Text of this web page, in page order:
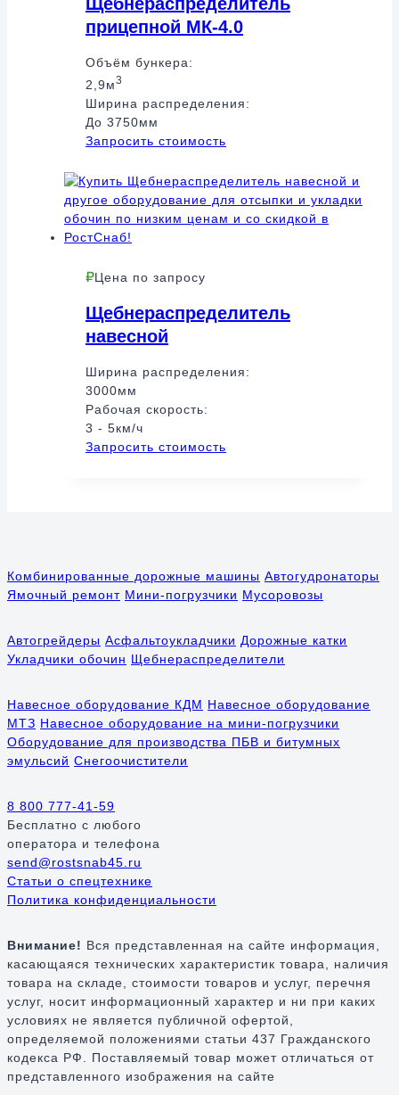
прицепной МК-4.0
Объём бункера:
2,9м3
Ширина распределения:
До 3750мм
Запросить стоимость
Цена по запросу
Щебнераспределитель
навесной
Ширина распределения:
3000мм
Рабочая скорость:
3 - 5км/ч
Запросить стоимость
Комбинированные дорожные машины Автогудронаторы
Ямочный ремонт Мини-погрузчики Мусоровозы
Автогрейдеры Асфальтоукладчики Дорожные катки
Укладчики обочин Щебнераспределители
Навесное оборудование КДМ Навесное оборудование
МТЗ Навесное оборудование на мини-погрузчики
Оборудование для производства ПБВ и битумных
эмульсий Снегоочистители
8 800 777-41-59
Бесплатно с любого
оператора и телефона
send@rostsnab45.ru
Статьи о спецтехнике
Политика конфиденциальности
Внимание! Вся представленная на сайте информация,
касающаяся технических характеристик товара, наличия
товара на складе, стоимости товаров и услуг, перечня
услуг, носит информационный характер и ни при каких
условиях не является публичной офертой,
определяемой положениями статьи 437 Гражданского
кодекса РФ. Поставляемый товар может отличаться от
представленного изображения на сайте